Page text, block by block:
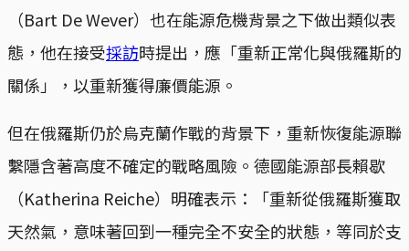
（Bart De Wever）也在能源危機背景之下做出類似表
態，他在接受採訪時提出，應「重新正常化與俄羅斯的
關係」，以重新獲得廉價能源。
但在俄羅斯仍於烏克蘭作戰的背景下，重新恢復能源聯
繫隱含著高度不確定的戰略風險。德國能源部長賴歇
（Katherina Reiche）明確表示：「重新從俄羅斯獲取
天然氣，意味著回到一種完全不安全的狀態，等同於支